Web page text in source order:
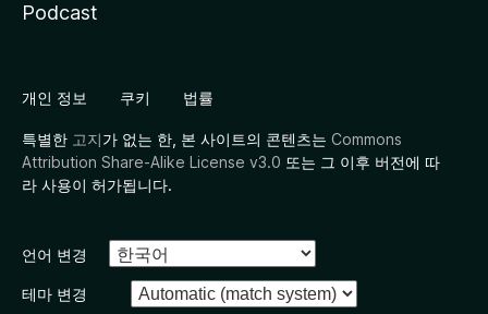
Podcast
개인 정보 쿠키 법률
특별한 고지가 없는 한, 본 사이트의 콘텐츠는 Commons
Attribution Share-Alike License v3.0 또는 그 이후 버전에 따
라 사용이 허가됩니다.
언어 변경
테마 변경